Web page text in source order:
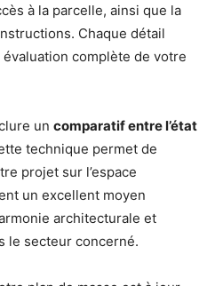
à la parcelle, ainsi que la
Chaque détail
complète de votre
un comparatif entre l’état
technique permet de
projet sur l’espace
un excellent moyen
architecturale et
le secteur concerné.